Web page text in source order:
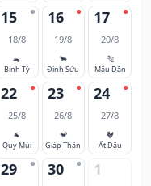
15
18/8
🐀
Bính Tý
16
19/8
🐂
Đinh Sửu
17
20/8
🐅
Mậu Dần
22
25/8
🐐
Quý Mùi
23
26/8
🐒
Giáp Thân
24
27/8
🐓
Ất Dậu
29 30 1